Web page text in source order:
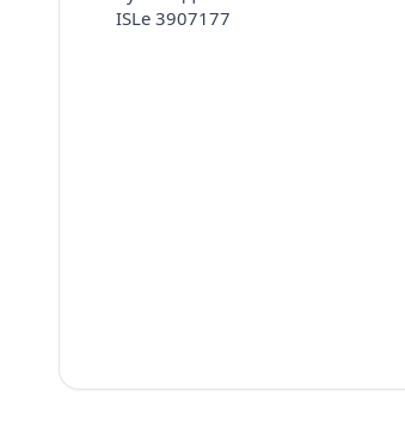
ISLe 3907177